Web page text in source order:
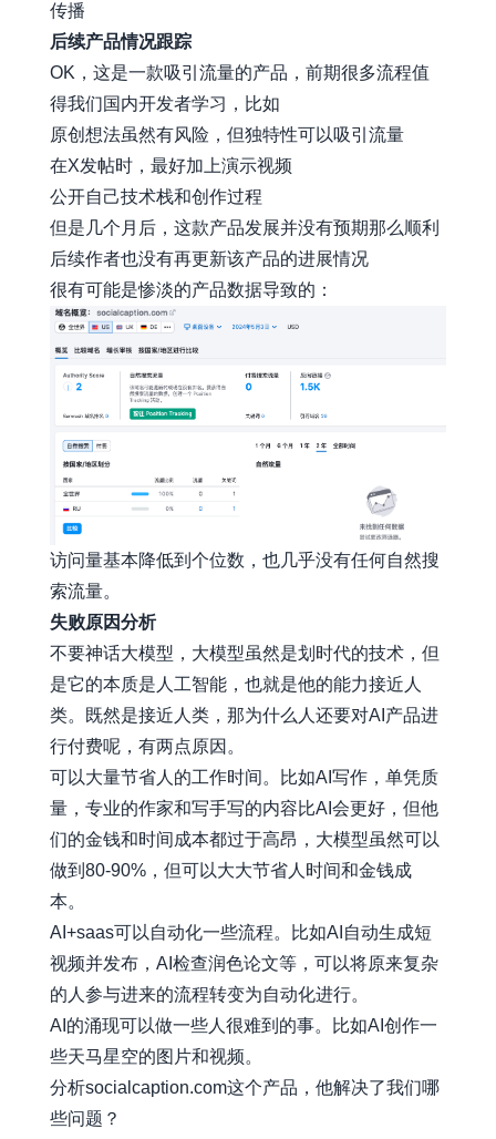
传播
后续产品情况跟踪
OK，这是一款吸引流量的产品，前期很多流程值
得我们国内开发者学习，比如
原创想法虽然有风险，但独特性可以吸引流量
在X发帖时，最好加上演示视频
公开自己技术栈和创作过程
但是几个月后，这款产品发展并没有预期那么顺利
后续作者也没有再更新该产品的进展情况
很有可能是惨淡的产品数据导致的：
访问量基本降低到个位数，也几乎没有任何自然搜
索流量。
失败原因分析
不要神话大模型，大模型虽然是划时代的技术，但
是它的本质是人工智能，也就是他的能力接近人
类。既然是接近人类，那为什么人还要对AI产品进
行付费呢，有两点原因。
可以大量节省人的工作时间。比如AI写作，单凭质
量，专业的作家和写手写的内容比AI会更好，但他
们的金钱和时间成本都过于高昂，大模型虽然可以
做到80-90%，但可以大大节省人时间和金钱成
本。
AI+saas可以自动化一些流程。比如AI自动生成短
视频并发布，AI检查润色论文等，可以将原来复杂
的人参与进来的流程转变为自动化进行。
AI的涌现可以做一些人很难到的事。比如AI创作一
些天马星空的图片和视频。
分析socialcaption.com这个产品，他解决了我们哪
些问题？